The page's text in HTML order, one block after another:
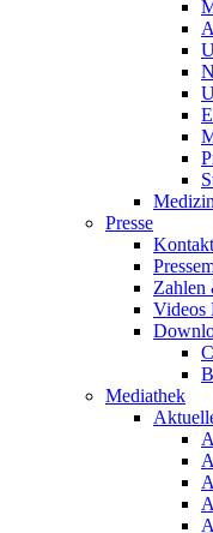
Presse
Kontakt
Zahlen
Videos
Mediathek